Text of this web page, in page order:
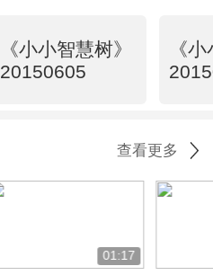
《小小智慧树》
20150605
《
查看更多
01:17